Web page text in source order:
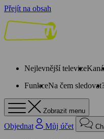
Přejít na obsah
Nejlevnější televize
FunkceNa čem
Zobrazit menu
Objednat Můj účet